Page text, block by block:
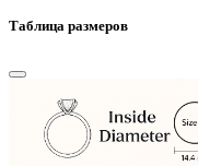
Таблица размеров